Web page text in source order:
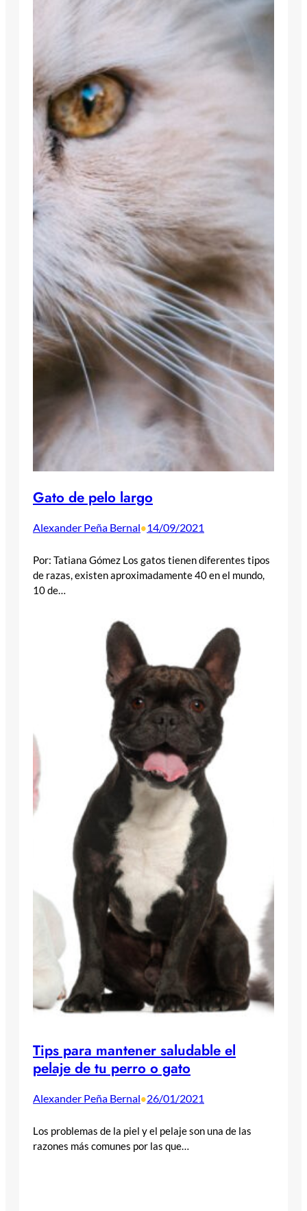
Gato de pelo largo
Alexander Peña Bernal•14/09/2021
Por: Tatiana Gómez Los gatos tienen diferentes tipos
de razas, existen aproximadamente 40 en el mundo,
10 de…
Tips para mantener saludable el
pelaje de tu perro o gato
Alexander Peña Bernal•26/01/2021
Los problemas de la piel y el pelaje son una de las
razones más comunes por las que…